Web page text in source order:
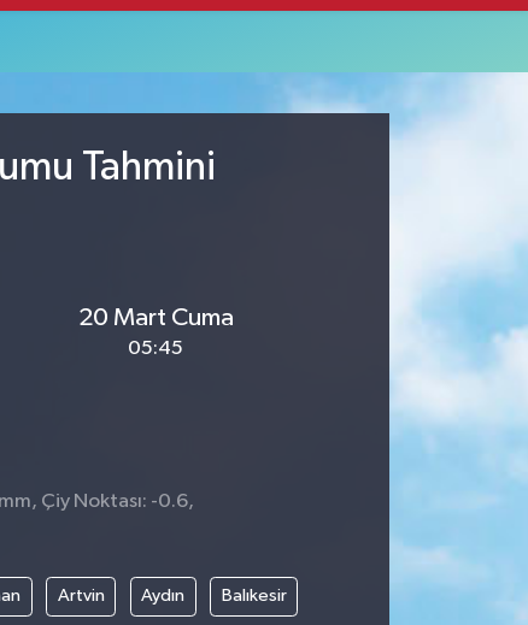
Tahmini
20 Mart Cuma
05:45
Çiy Noktası: -0.6,
Artvin Aydın Balıkesir